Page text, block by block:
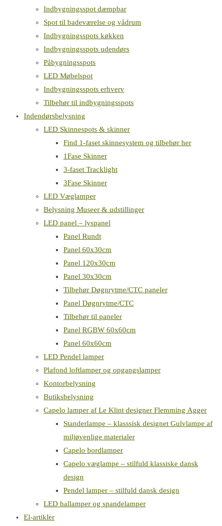
Indbygningsspot dæmpbar
Spot til badeværelse og vådrum
Indbygningsspots køkken
Indbygningsspots udendørs
Påbygningsspots
LED Møbelspot
Indbygningsspots erhverv
Tilbehør til indbygningsspots
Indendørsbelysning
LED Skinnespots & skinner
Find 1-faset skinnesystem og tilbehør her
1Fase Skinner
3-faset Tracklight
3Fase Skinner
LED Væglamper
Belysning Museer & udstillinger
LED panel – lyspanel
Panel Rundt
Panel 60x30cm
Panel 120x30cm
Panel 30x30cm
Tilbehør Døgnrytme/CTC paneler
Panel Døgnrytme/CTC
Tilbehør til paneler
Panel RGBW 60x60cm
Panel 60x60cm
LED Pendel lamper
Plafond loftlamper og opgangslamper
Kontorbelysning
Butiksbelysning
Capelo lamper af Le Klint designer Flemming Agger
Standerlampe – klasssisk designet Gulvlampe af
miljøvenlige materialer
Capelo bordlamper
Capelo væglampe – stilfuld klassiske dansk
design
Pendel lamper – stilfuld dansk design
LED hallamper og spandelamper
El-artikler